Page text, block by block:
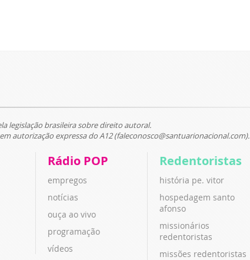
legislação brasileira sobre direito autoral.
autorização expressa do A12 (faleconosco@santuarionacional.com).
Rádio POP
empregos
notícias
ouça ao vivo
programação
vídeos
Redentoristas
história pe. vitor
hospedagem santo
afonso
missionários
redentoristas
missões redentoristas